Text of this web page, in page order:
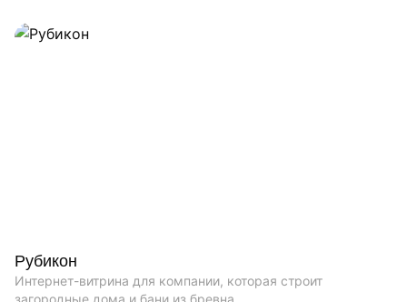
Рубикон
Интернет-витрина для компании, которая строит
загородные дома и бани из бревна